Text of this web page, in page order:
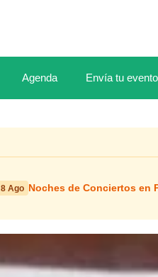
Agenda Envía tu evento
8 Ago Noches de Conciertos en